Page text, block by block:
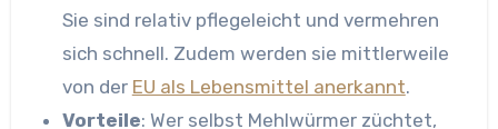
Sie sind relativ pflegeleicht und vermehren
sich schnell. Zudem werden sie mittlerweile
von der EU als Lebensmittel anerkannt.
Vorteile: Wer selbst Mehlwürmer züchtet,